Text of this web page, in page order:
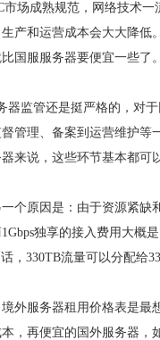
场成熟规范，网络技术
产和运营成本会大大降
国服服务器要便宜一些了
器监管还是挺严格的，对
管理、备案到运营维护
来说，这些环节基本都可
个原因是：由于资源紧
独享的接入费用大概
，330TB流量可以分配给
外服务器租用价格表是
，再便宜的国外服务器